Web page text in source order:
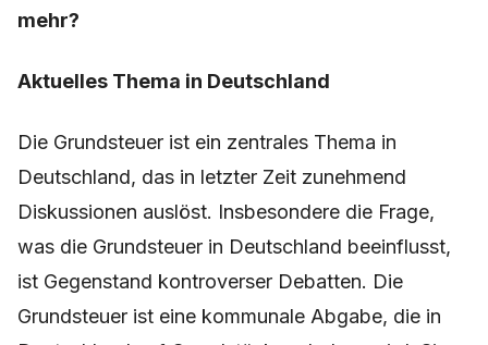
mehr?
Aktuelles Thema in Deutschland
Die Grundsteuer ist ein zentrales Thema in
Deutschland, das in letzter Zeit zunehmend
Diskussionen auslöst. Insbesondere die Frage,
was die Grundsteuer in Deutschland beeinflusst,
ist Gegenstand kontroverser Debatten. Die
Grundsteuer ist eine kommunale Abgabe, die in